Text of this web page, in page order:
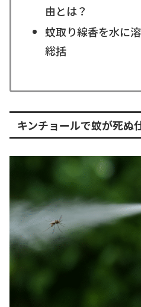
由とは？
蚊取り線香を水に
総括
キンチョールで蚊が死ぬ